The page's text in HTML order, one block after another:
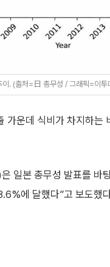
. (출처=日 총무성 / 그래픽=이투
가운데 식비가 차지하
일본 총무성 발표를 바
에 달했다”고 보도했